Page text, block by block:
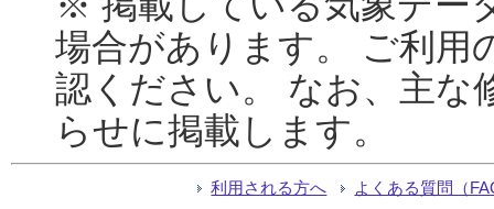
場合があります。 ご利用
認ください。 なお、主な
らせに掲載します。
利用される方へ よくある質問（